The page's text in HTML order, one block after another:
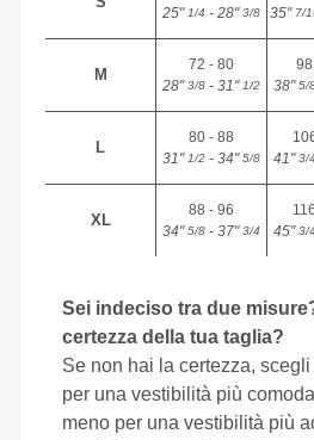
25"1/4 - 28"3/8
35"7/
M
72 - 80
28"3/8 - 31"1/2
38"5/
L
80 - 88
31"1/2 - 34"5/8
41"3/4
XL
88 - 96
34"5/8 - 37"3/4
45"3/4
Sei indeciso tra due
certezza della tua taglia?
Se non hai la certezza,
per una vestibilità più
meno per una vestibilità più